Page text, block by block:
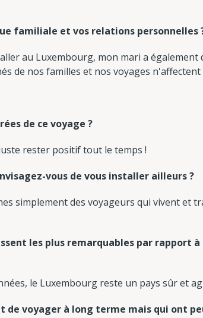
familiale et vos relations personnelles
au Luxembourg, mon mari a également
de nos familles et nos voyages
de ce voyage ?
rester positif tout le temps !
vous de vous installer ailleurs ?
simplement des voyageurs qui vivent et
les plus remarquables par rapport
le Luxembourg reste un pays sûr et
de voyager à long terme mais qui ont